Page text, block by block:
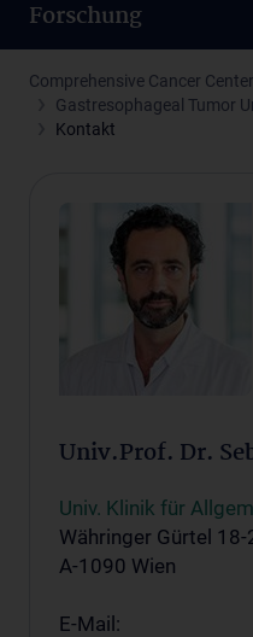
Forschung
Comprehensive Cancer Center
Gastresophageal Tumor
Kontakt
Univ.Prof. Dr.
Univ. Klinik für
Währinger Gürtel 18-
A-1090 Wien
E-Mail: